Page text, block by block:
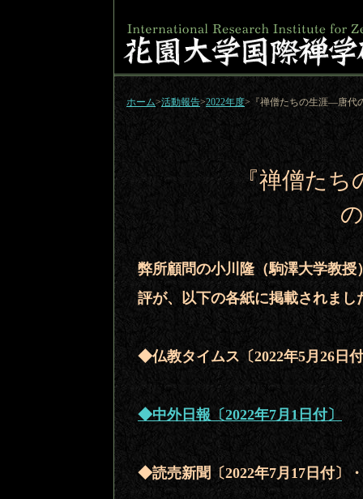
ホーム>活動報告>2022年度>『禅僧たちの生涯―唐代
『禅僧た
弊所顧問の小川隆（駒澤大学教
評が、以下の各紙に掲載されまし
◆仏教タイムス〔2022年5月26日
◆中外日報〔2022年7月1日付〕
◆読売新聞〔2022年7月17日付〕